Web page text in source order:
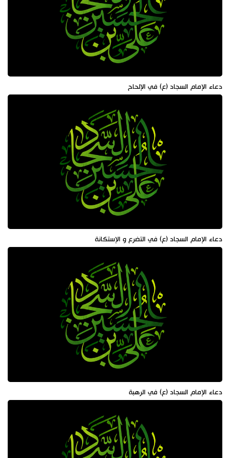
دعاء الإمام السجاد (ع) في الإلحاح
دعاء الإمام السجاد (ع) في التضرع و الإستكانة
دعاء الإمام السجاد (ع) في الرهبة